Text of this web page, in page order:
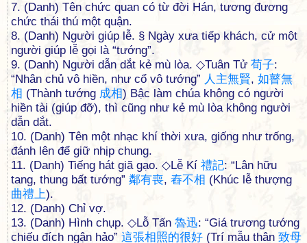
7. (Danh) Tên chức quan có từ đời Hán, tương đương
chức thái thú một quận.
8. (Danh) Người giúp lễ. § Ngày xưa tiếp khách, cử một
người giúp lễ gọi là “tướng”.
9. (Danh) Người dẫn dắt kẻ mù lòa. ◇Tuân Tử 荀子:
“Nhân chủ vô hiền, như cổ vô tướng” 人 主無賢, 如瞽無
相 (Thành tướng 成相) Bậc làm chúa không có người
hiền tài (giúp đỡ), thì cũng như kẻ mù lòa không người
dẫn dắt.
10. (Danh) Tên một nhạc khí thời xưa, giống như trống,
đánh lên để giữ nhịp chung.
11. (Danh) Tiếng hát giã gạo. ◇Lễ Kí 禮記: “Lân hữu
tang, thung bất tướng” 鄰有喪, 舂不相 (Khúc lễ thượng
曲禮上).
12. (Danh) Chỉ vợ.
13. (Danh) Hình chụp. ◇Lỗ Tấn 魯迅: “Giá trương tướng
chiếu đích ngận hảo” 這張相照的很好 (Trí mẫu thân 致母